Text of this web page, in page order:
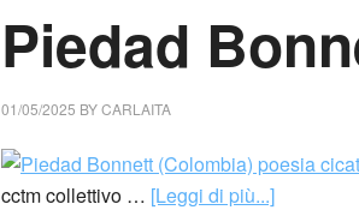
Piedad
01/05/2025 BYCARLAITA
cctm collettivo … [Leggi di più...]